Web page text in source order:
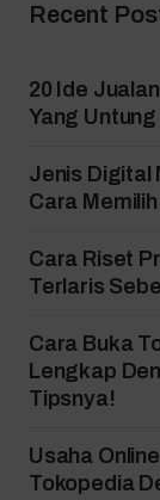
Recent
20 Ide
Yang
Jenis Digital
Cara
Cara Riset
Terlaris
Cara Buka
Lengkap
Tipsnya!
Usaha
Tokopedia